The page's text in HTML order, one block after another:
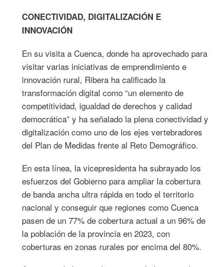
CONECTIVIDAD, DIGITALIZACIÓN E
INNOVACIÓN
En su visita a Cuenca, donde ha aprovechado para
visitar varias iniciativas de emprendimiento e
innovación rural, Ribera ha calificado la
transformación digital como “un elemento de
competitividad, igualdad de derechos y calidad
democrática” y ha señalado la plena conectividad y
digitalización como uno de los ejes vertebradores
del Plan de Medidas frente al Reto Demográfico.
En esta línea, la vicepresidenta ha subrayado los
esfuerzos del Gobierno para ampliar la cobertura
de banda ancha ultra rápida en todo el territorio
nacional y conseguir que regiones como Cuenca
pasen de un 77% de cobertura actual a un 96% de
la población de la provincia en 2023, con
coberturas en zonas rurales por encima del 80%.